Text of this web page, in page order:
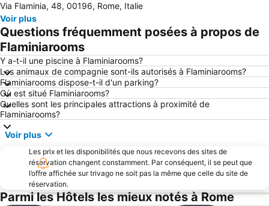
Basilique Saint Pierre de Rome
Aéroport international de Rome Ciampino - Giovan Battista Pastine
Musée du Vatican
Ostia
Piazza Campo de' Fiori
Barberini - Fontana di Trevi Metro Station
Trevi
Basilica di Santa Maria Maggiore
Gare de Rome-Ostiense
Via Veneto Rome
Colosseo Metro Station
Lido di Ostia Levante
Via del Corso
Area Sacra di Largo Argentina
Piazza Cavour
Place Saint Pierre
Basilique Sainte-Marie du Trastevere
Parione
Forum Termini
Via Flaminia, 48, 00196, Rome, Italie
Voir plus
Questions fréquemment posées à propos de
Flaminiarooms
Y a-t-il une piscine à Flaminiarooms?
Les animaux de compagnie sont-ils autorisés à Flaminiarooms?
Flaminiarooms dispose-t-il d'un parking?
Où est situé Flaminiarooms?
Quelles sont les principales attractions à proximité de
Flaminiarooms?
Voir plus
Les prix et les disponibilités que nous recevons des sites de
réservation changent constamment. Par conséquent, il se peut que
l’offre affichée sur trivago ne soit pas la même que celle du site de
réservation.
Parmi les Hôtels les mieux notés à Rome